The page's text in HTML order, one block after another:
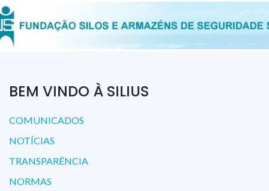
BEM VINDO À SILIUS
COMUNICADOS
NOTÍCIAS
TRANSPARÊNCIA
NORMAS